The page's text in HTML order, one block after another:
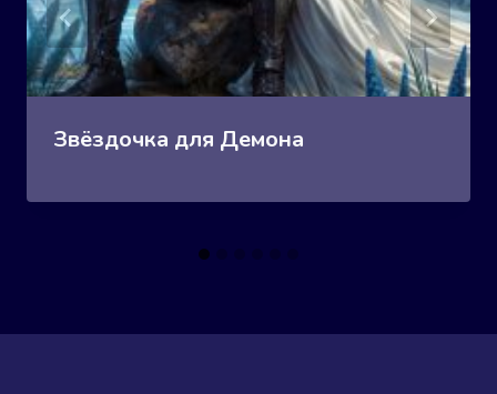
Звёздочка для Демона